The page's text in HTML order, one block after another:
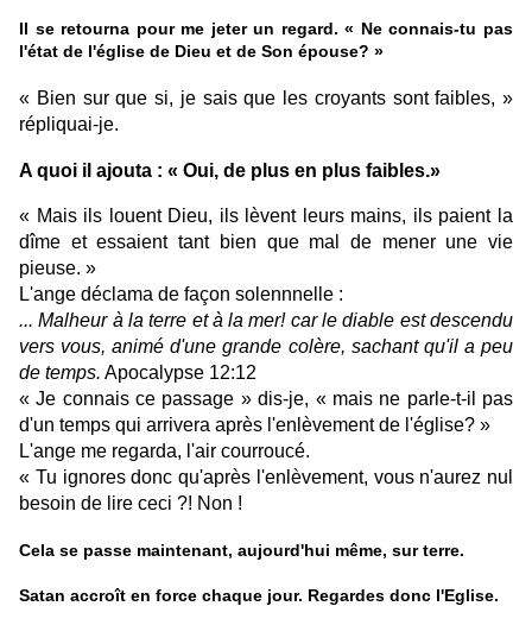
Il se retourna pour me jeter un regard. « Ne connais-tu pas
l'état de l'église de Dieu et de Son épouse? »
« Bien sur que si, je sais que les croyants sont faibles, »
répliquai-je.
A quoi il ajouta : « Oui, de plus en plus faibles.»
« Mais ils louent Dieu, ils lèvent leurs mains, ils paient la
dîme et essaient tant bien que mal de mener une vie
pieuse. »
L'ange déclama de façon solennnelle :
... Malheur à la terre et à la mer! car le diable est descendu
vers vous, animé d'une grande colère, sachant qu'il a peu
de temps. Apocalypse 12:12
« Je connais ce passage » dis-je, « mais ne parle-t-il pas
d'un temps qui arrivera après l'enlèvement de l'église? »
L'ange me regarda, l'air courroucé.
« Tu ignores donc qu'après l'enlèvement, vous n'aurez nul
besoin de lire ceci ?! Non !
Cela se passe maintenant, aujourd'hui même, sur terre.
Satan accroît en force chaque jour. Regardes donc l'Eglise.